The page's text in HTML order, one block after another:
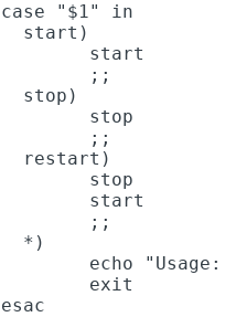
case "$1" in
  start)
        start
        ;;
  stop)
        stop
        ;;
  restart)
        stop
        start
        ;;
  *)
echo
        exit
esac